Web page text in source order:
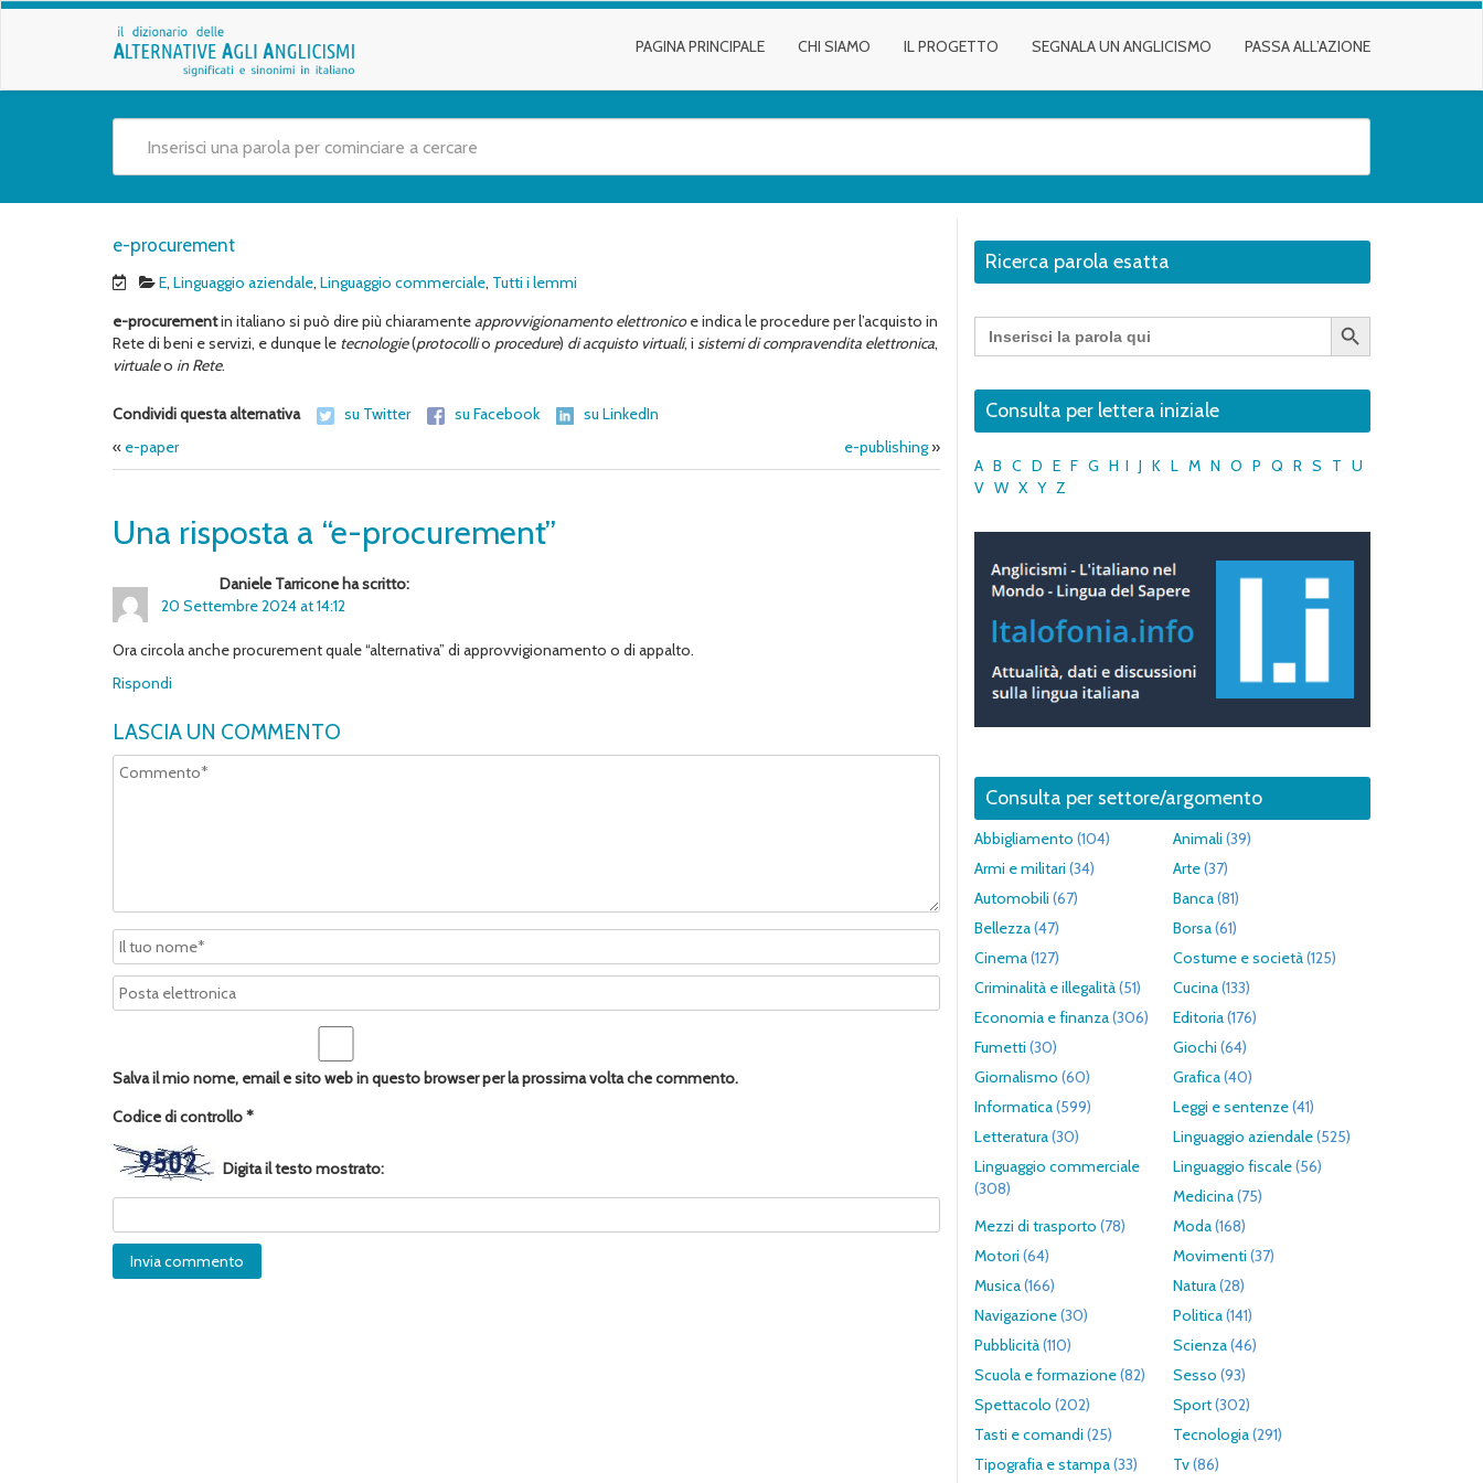
PAGINA PRINCIPALE CHI SIAMO IL PROGETTO SEGNALA UN ANGLICISMO PASSA ALL’AZIONE
e-procurement
E, Linguaggio aziendale, Linguaggio commerciale, Tutti i lemmi
e-procurementin italiano si può dire più chiaramenteapprovvigionamento elettronicoe indica le procedure per l’acquisto in
Rete di beni e servizi, e dunque le tecnologie(protocollio procedure) di acquisto virtuali, i sistemi di compravendita elettronica,
virtualeo in Rete.
Condividi questa alternativa su Twitter su Facebook
su LinkedIn
« e-paper e-publishing»
Una risposta a “e-procurement”
Daniele Tarricone ha scritto:
20 Settembre 2024 at 14:12
Ora circola anche procurement quale “alternativa” di approvvigionamento o di appalto.
Rispondi
LASCIA UN COMMENTO
Salva il mio nome, email e sito web in questo browser per la prossima volta che commento.
Codice di controllo*
Digita il testo mostrato:
Ricerca parola esatta
Search
for:
Search Button
Consulta per lettera iniziale
A B C D E F G H I J K L M N O P Q R S T U
V W X Y Z
Consulta per settore/argomento
Abbigliamento (104) Animali (39)
Armi e militari (34) Arte(37)
Automobili (67) Banca(81)
Bellezza(47) Borsa(61)
Cinema(127) Costume e società(125)
Criminalità e illegalità(51) Cucina(133)
Economia e finanza(306) Editoria(176)
Fumetti (30) Giochi (64)
Giornalismo (60) Grafica(40)
Informatica(599) Leggi e sentenze(41)
Letteratura(30) Linguaggio aziendale(525)
Linguaggio commerciale
(308)
Linguaggio fiscale(56)
Medicina(75)
Mezzi di trasporto (78) Moda(168)
Motori (64) Movimenti (37)
Musica(166) Natura(28)
Navigazione(30) Politica(141)
Pubblicità(110) Scienza(46)
Scuola e formazione(82) Sesso (93)
Spettacolo (202) Sport(302)
Tasti e comandi (25) Tecnologia(291)
Tipografia e stampa(33) Tv(86)